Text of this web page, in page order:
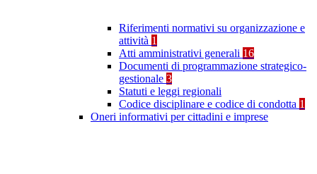
Riferimenti normativi su organizzazione e
attività 1
Atti amministrativi generali 16
Documenti di programmazione strategico-
gestionale 3
Statuti e leggi regionali
Codice disciplinare e codice di condotta 1
Oneri informativi per cittadini e imprese